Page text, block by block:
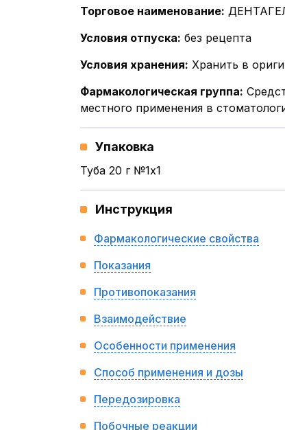
Торговое наименование:
Условия отпуска: без рецепта
Условия хранения: Хранить в
Фармакологическая группа:
местного применения в
Упаковка
Туба 20 г №1x1
Инструкция
Фармакологические свойства
Показания
Противопоказания
Взаимодействие
Особенности применения
Способ применения и дозы
Передозировка
Побочные реакции